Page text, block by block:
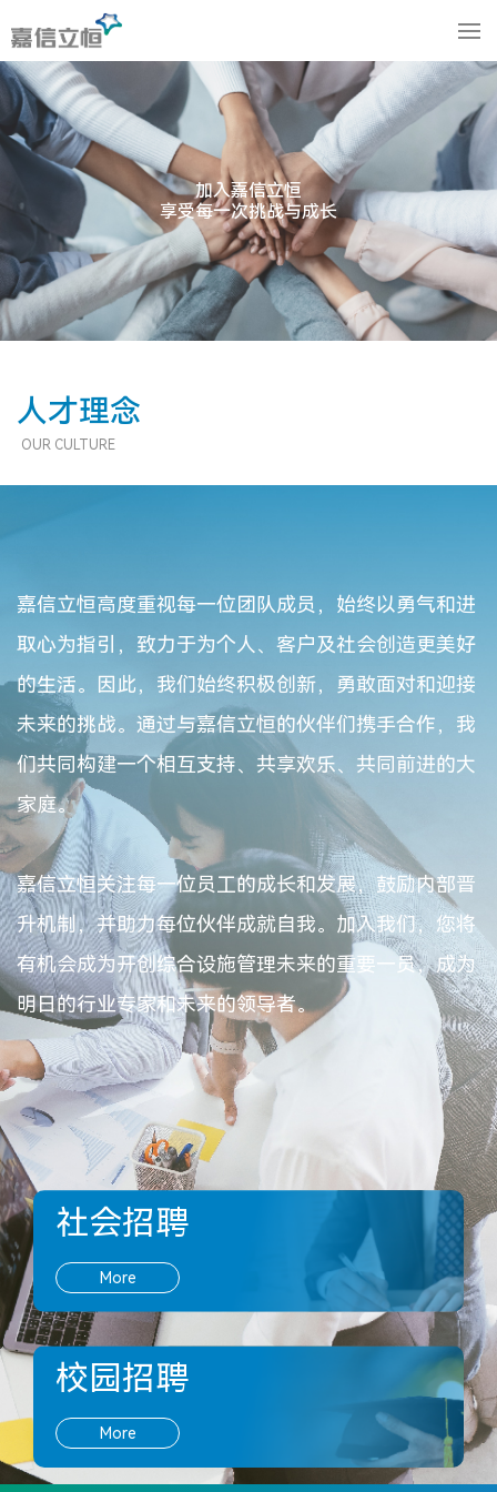
加入嘉信立恒
享受每一次挑战与成长
人才理念
OUR CULTURE
嘉信立恒高度重视每一位团队成员，始终以勇气和进
取心为指引，致力于为个人、客户及社会创造更美好
的生活。因此，我们始终积极创新，勇敢面对和迎接
未来的挑战。通过与嘉信立恒的伙伴们携手合作，我
们共同构建一个相互支持、共享欢乐、共同前进的大
家庭。
嘉信立恒关注每一位员工的成长和发展，鼓励内部晋
升机制，并助力每位伙伴成就自我。加入我们，您将
有机会成为开创综合设施管理未来的重要一员，成为
明日的行业专家和未来的领导者。
社会招聘
More
校园招聘
More